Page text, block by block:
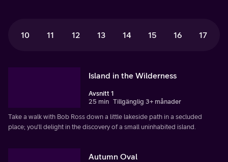
10 11 12 13 14 15 16 17
Island in the Wilderness
Avsnitt 1
25 min Tillgänglig 3+ månader
Take a walk with Bob Ross down a little lakeside path in a secluded
place; you'll delight in the discovery of a small uninhabited island.
Autumn Oval